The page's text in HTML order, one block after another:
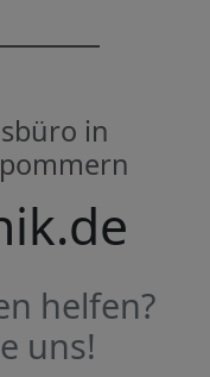
in
helfen?
uns!